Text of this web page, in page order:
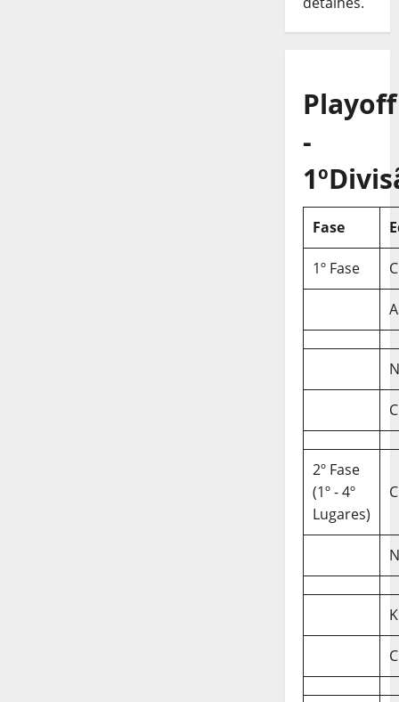
Playoff
-
Fase
1º Fase
2º Fase
(1º - 4º
Lugares)